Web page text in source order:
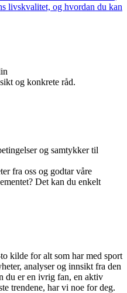
livskvalitet, og hvordan du kan
og konkrete råd.
og samtykker til
fra oss og godtar våre
Det kan du enkelt
kilde for alt som har med sport
analyser og innsikt fra den
du er en ivrig fan, en aktiv
trendene, har vi noe for deg.